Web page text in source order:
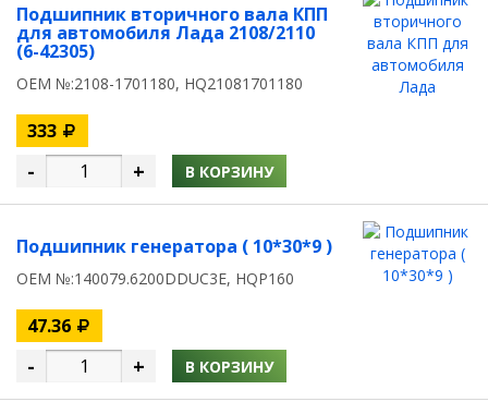
Подшипник вторичного вала КПП
для автомобиля Лада 2108/2110
(6-42305)
OEM №:2108-1701180, HQ21081701180
333
- + В КОРЗИНУ
Подшипник генератора ( 10*30*9 )
OEM №:140079.6200DDUC3E, HQP160
47.36
- + В КОРЗИНУ